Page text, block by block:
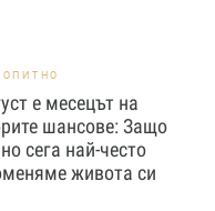
е месецът на
шансове: Защо
сега най-често
живота си